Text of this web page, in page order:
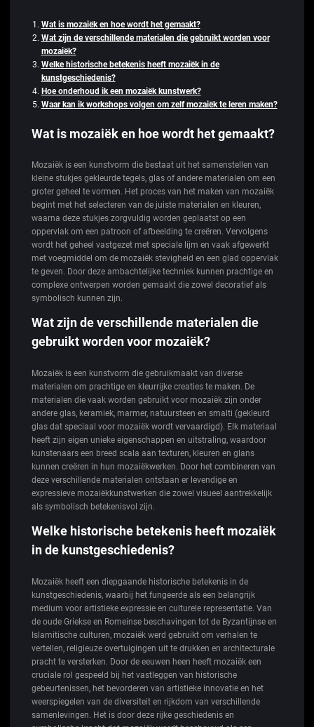
Wat is mozaiëk en hoe wordt het gemaakt?
Wat zijn de verschillende materialen die gebruikt worden voor
mozaiëk?
Welke historische betekenis heeft mozaiëk in de
kunstgeschiedenis?
Hoe onderhoud ik een mozaiëk kunstwerk?
Waar kan ik workshops volgen om zelf mozaiëk te leren maken?
Wat is mozaiëk en hoe wordt het gemaakt?
Mozaiëk is een kunstvorm die bestaat uit het samenstellen van
kleine stukjes gekleurde tegels, glas of andere materialen om een ​​
groter geheel te vormen. Het proces van het maken van mozaiëk
begint met het selecteren van de juiste materialen en kleuren,
waarna deze stukjes zorgvuldig worden geplaatst op een
oppervlak om een patroon of afbeelding te creëren. Vervolgens
wordt het geheel vastgezet met speciale lijm en vaak afgewerkt
met voegmiddel om de mozaiëk stevigheid en een glad oppervlak
te geven. Door deze ambachtelijke techniek kunnen prachtige en
complexe ontwerpen worden gemaakt die zowel decoratief als
symbolisch kunnen zijn.
Wat zijn de verschillende materialen die
gebruikt worden voor mozaiëk?
Mozaiëk is een kunstvorm die gebruikmaakt van diverse
materialen om prachtige en kleurrijke creaties te maken. De
materialen die vaak worden gebruikt voor mozaiëk zijn onder
andere glas, keramiek, marmer, natuursteen en smalti (gekleurd
glas dat speciaal voor mozaiëk wordt vervaardigd). Elk materiaal
heeft zijn eigen unieke eigenschappen en uitstraling, waardoor
kunstenaars een breed scala aan texturen, kleuren en glans
kunnen creëren in hun mozaiëkwerken. Door het combineren van
deze verschillende materialen ontstaan er levendige en
expressieve mozaiëkkunstwerken die zowel visueel aantrekkelijk
als symbolisch betekenisvol zijn.
Welke historische betekenis heeft mozaiëk
in de kunstgeschiedenis?
Mozaiëk heeft een diepgaande historische betekenis in de
kunstgeschiedenis, waarbij het fungeerde als een belangrijk
medium voor artistieke expressie en culturele representatie. Van
de oude Griekse en Romeinse beschavingen tot de Byzantijnse en
Islamitische culturen, mozaiëk werd gebruikt om verhalen te
vertellen, religieuze overtuigingen uit te drukken en architecturale
pracht te versterken. Door de eeuwen heen heeft mozaiëk een
cruciale rol gespeeld bij het vastleggen van historische
gebeurtenissen, het bevorderen van artistieke innovatie en het
weerspiegelen van de diversiteit en rijkdom van verschillende
samenlevingen. Het is door deze rijke geschiedenis en